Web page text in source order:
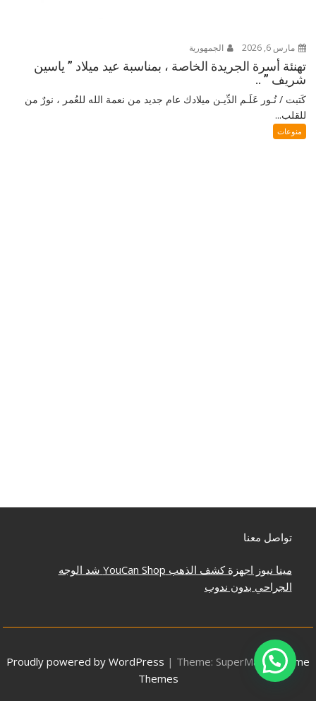
مارس 6, 2026 الجمهورية
تهنئة أسرة الجريدة الخاصة ، بمناسبة عيد ميلاد ” ياسين
شريف ” ..
كَتبت / نُـور عَلَـم الدِّيـن ميلادك عام جديد من نعمة الله للعُمر ، نورٌ من
للقلب...
منوعات
تواصل معنا
مينا نيوز اجهزة كشف الذهب YouCan Shop شد الوجه
الجراحي بدون ندوب
Proudly powered by WordPress | Theme: SuperMag by Acme
Themes